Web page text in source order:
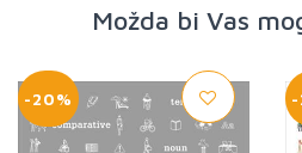
Možda bi Vas
-20% -